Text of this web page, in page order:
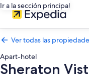
Ir a la sección principal
Ver todas las
Apart-hotel
Sheraton